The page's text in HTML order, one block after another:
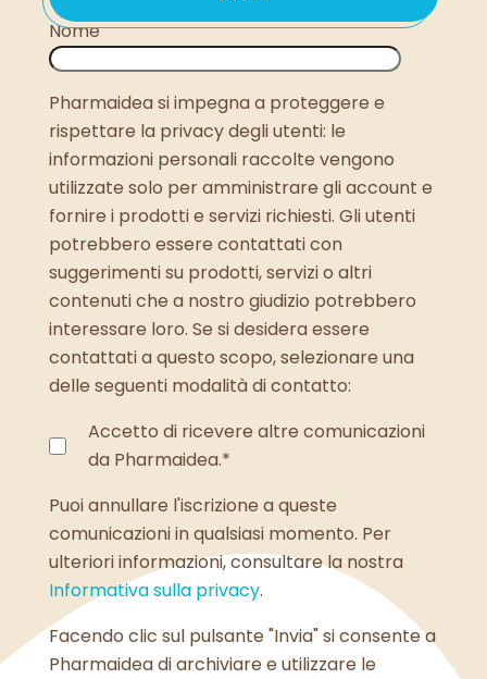
Nome
Pharmaidea si impegna a proteggere e
rispettare la privacy degli utenti: le
informazioni personali raccolte vengono
utilizzate solo per amministrare gli account e
fornire i prodotti e servizi richiesti. Gli utenti
potrebbero essere contattati con
suggerimenti su prodotti, servizi o altri
contenuti che a nostro giudizio potrebbero
interessare loro. Se si desidera essere
contattati a questo scopo, selezionare una
delle seguenti modalità di contatto:
Accetto di ricevere altre comunicazioni
da Pharmaidea.*
Puoi annullare l'iscrizione a queste
comunicazioni in qualsiasi momento. Per
ulteriori informazioni, consultare la nostra
Informativa sulla privacy.
Facendo clic sul pulsante "Invia" si consente a
Pharmaidea di archiviare e utilizzare le